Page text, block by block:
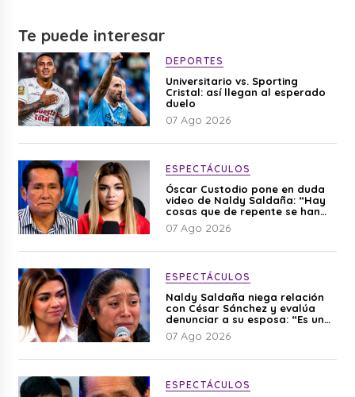
Te puede interesar
DEPORTES
Universitario vs. Sporting
Cristal: así llegan al esperado
duelo
07 Ago 2026
ESPECTÁCULOS
Óscar Custodio pone en duda
video de Naldy Saldaña: “Hay
cosas que de repente se han
editado”
07 Ago 2026
ESPECTÁCULOS
Naldy Saldaña niega relación
con César Sánchez y evalúa
denunciar a su esposa: “Es una
difamación”
07 Ago 2026
ESPECTÁCULOS